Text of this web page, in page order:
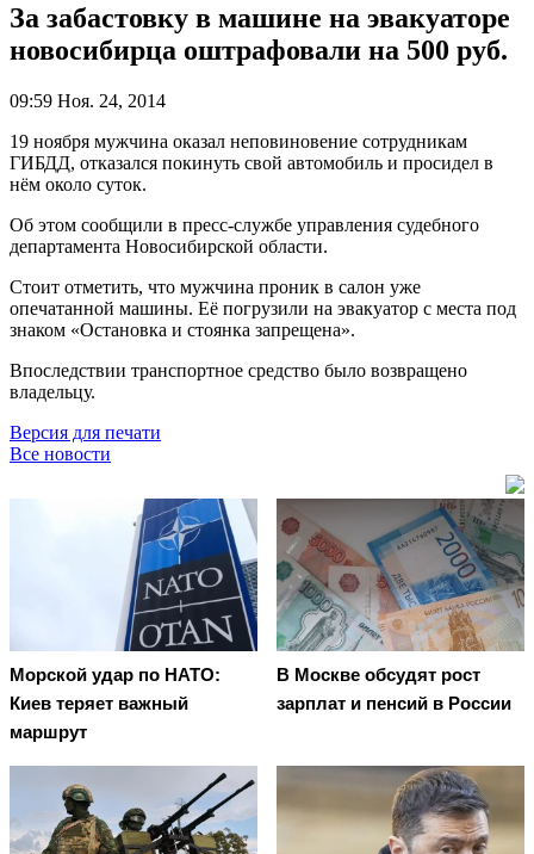
За забастовку в машине на эвакуаторе
новосибирца оштрафовали на 500 руб.
09:59 Ноя. 24, 2014
19 ноября мужчина оказал неповиновение сотрудникам
ГИБДД, отказался покинуть свой автомобиль и просидел в
нём около суток.
Об этом сообщили в пресс-службе управления судебного
департамента Новосибирской области.
Стоит отметить, что мужчина проник в салон уже
опечатанной машины. Её погрузили на эвакуатор с места под
знаком «Остановка и стоянка запрещена».
Впоследствии транспортное средство было возвращено
владельцу.
Версия для печати
Все новости
Морской удар по НАТО:
Киев теряет важный
маршрут
В Москве обсудят рост
зарплат и пенсий в России